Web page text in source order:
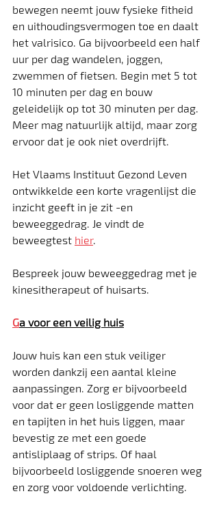
bewegen neemt jouw fysieke fitheid
en uithoudingsvermogen toe en daalt
het valrisico. Ga bijvoorbeeld een half
uur per dag wandelen, joggen,
zwemmen of fietsen. Begin met 5 tot
10 minuten per dag en bouw
geleidelijk op tot 30 minuten per dag.
Meer mag natuurlijk altijd, maar zorg
ervoor dat je ook niet overdrijft.
Het Vlaams Instituut Gezond Leven
ontwikkelde een korte vragenlijst die
inzicht geeft in je zit -en
beweeggedrag. Je vindt de
beweegtest hier.
Bespreek jouw beweeggedrag met je
kinesitherapeut of huisarts.
Ga voor een veilig huis
Jouw huis kan een stuk veiliger
worden dankzij een aantal kleine
aanpassingen. Zorg er bijvoorbeeld
voor dat er geen losliggende matten
en tapijten in het huis liggen, maar
bevestig ze met een goede
antisliplaag of strips. Of haal
bijvoorbeeld losliggende snoeren weg
en zorg voor voldoende verlichting.